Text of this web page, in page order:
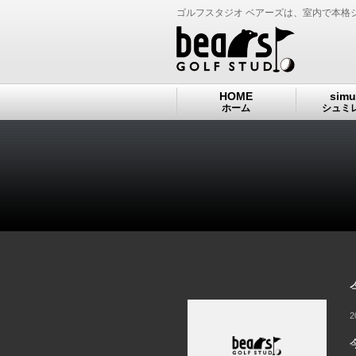
ゴルフスタジオ ベアーズは、室内で本
HOME
ホーム シュミ